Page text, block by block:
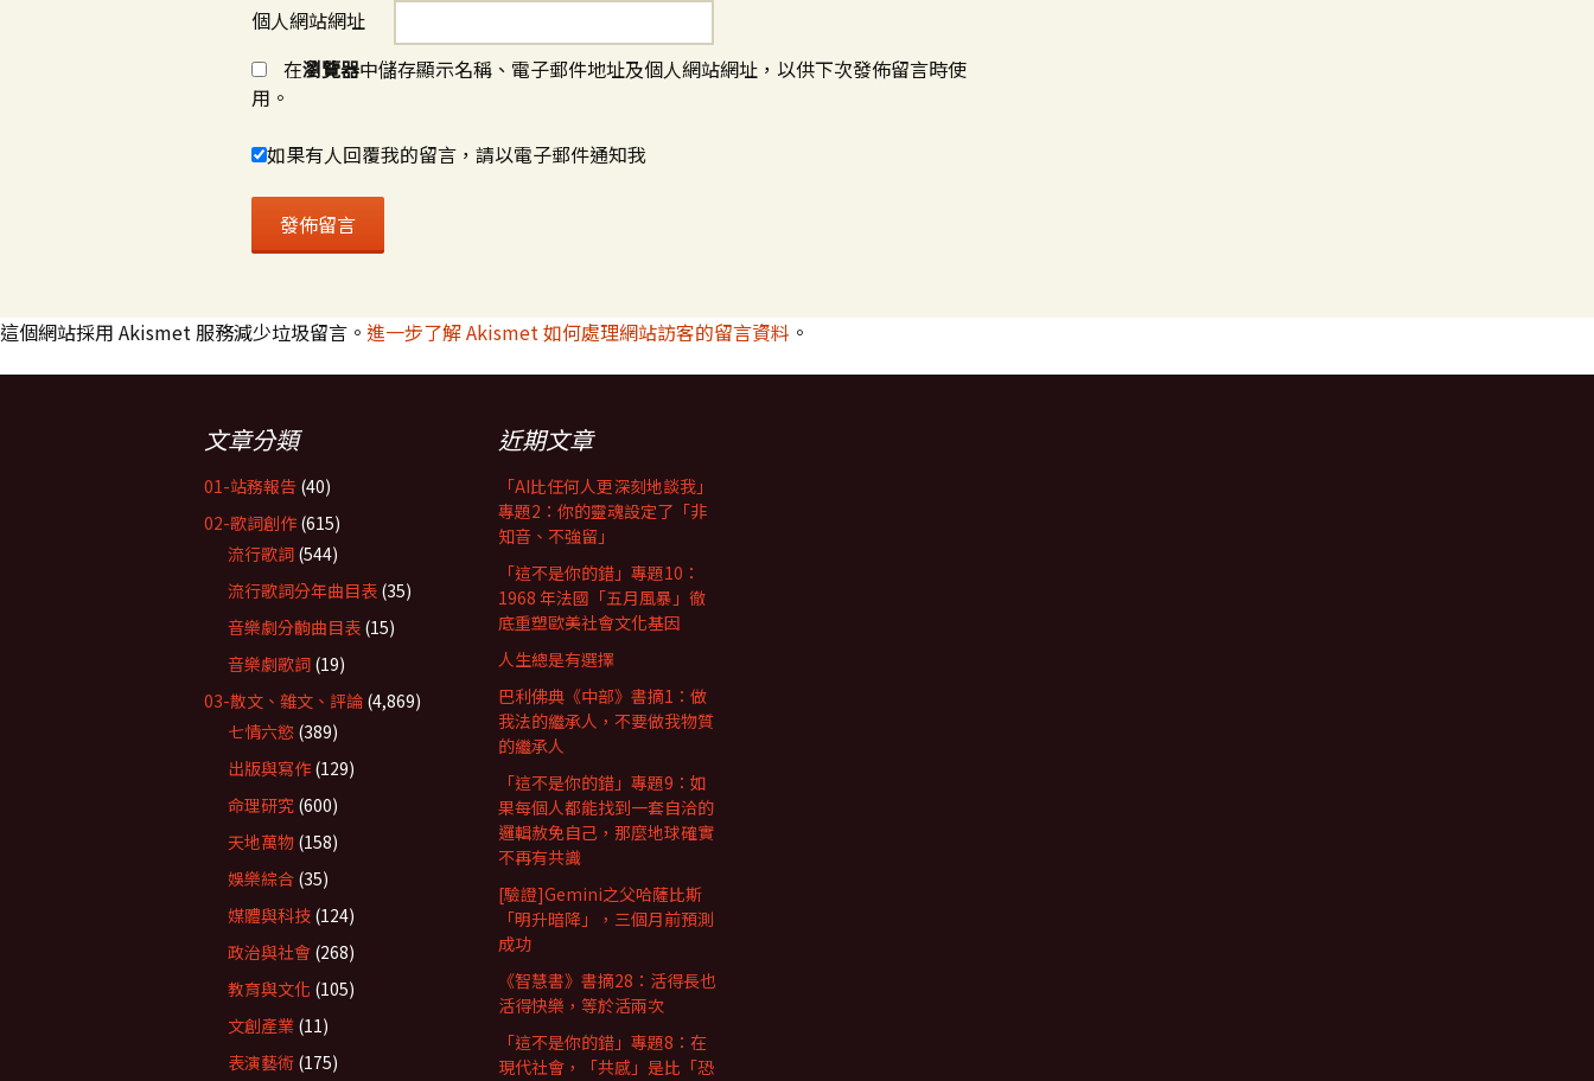
個人網站網址
在瀏覽器中儲存顯示名稱、電子郵件地址及個人網站網址，以供下次發佈留言時使
用。
如果有人回覆我的留言，請以電子郵件通知我
這個網站採用 Akismet 服務減少垃圾留言。 進一步了解 Akismet 如何處理網站訪客的留言資料 。
文章分類
01-站務報告 (40)
02-歌詞創作 (615)
流行歌詞 (544)
流行歌詞分年曲目表 (35)
音樂劇分齣曲目表 (15)
音樂劇歌詞 (19)
03-散文、雜文、評論 (4,869)
七情六慾 (389)
出版與寫作 (129)
命理研究 (600)
天地萬物 (158)
娛樂綜合 (35)
媒體與科技 (124)
政治與社會 (268)
教育與文化 (105)
文創產業 (11)
表演藝術 (175)
近期文章
「AI比任何人更深刻地談我」
專題2：你的靈魂設定了「非
知音、不強留」
「這不是你的錯」專題10：
1968 年法國「五月風暴」徹
底重塑歐美社會文化基因
人生總是有選擇
巴利佛典《中部》書摘1：做
我法的繼承人，不要做我物質
的繼承人
「這不是你的錯」專題9：如
果每個人都能找到一套自洽的
邏輯赦免自己，那麼地球確實
不再有共識
[驗證]Gemini之父哈薩比斯
「明升暗降」，三個月前預測
成功
《智慧書》書摘28：活得長也
活得快樂，等於活兩次
「這不是你的錯」專題8：在
現代社會，「共感」是比「恐